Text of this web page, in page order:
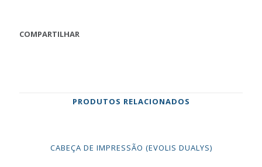
COMPARTILHAR
PRODUTOS RELACIONADOS
CABEÇA DE IMPRESSÃO (EVOLIS DUALYS)